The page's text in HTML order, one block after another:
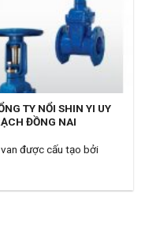
TY NỔI SHIN YI UY
ĐỒNG NAI
được cấu tạo bởi